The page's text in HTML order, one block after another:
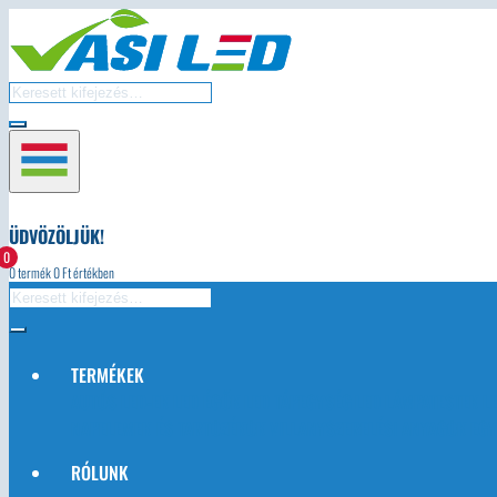
0
ÜDVÖZÖLJÜK!
0termék0Ft értékben
TERMÉKEK
RÓLUNK